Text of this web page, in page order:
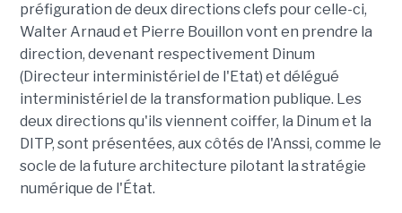
préfiguration de deux directions clefs pour celle-ci,
Walter Arnaud et Pierre Bouillon vont en prendre la
direction, devenant respectivement Dinum
(Directeur interministériel de l'Etat) et délégué
interministériel de la transformation publique. Les
deux directions qu'ils viennent coiffer, la Dinum et la
DITP, sont présentées, aux côtés de l'Anssi, comme le
socle de la future architecture pilotant la stratégie
numérique de l'État.